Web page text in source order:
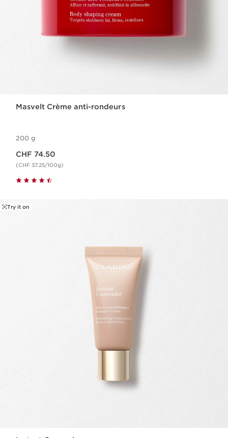
Masvelt Crème anti-rondeurs
200 g
CHF 74.50
(CHF 37.25/100g)
Try it on